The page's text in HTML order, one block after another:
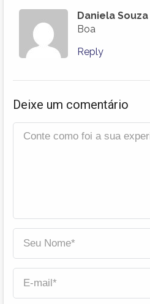
Daniela Souza
Boa
Reply
Deixe um comentário